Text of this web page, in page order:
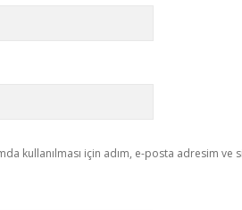
kullanılması için adım, e-posta adresim ve